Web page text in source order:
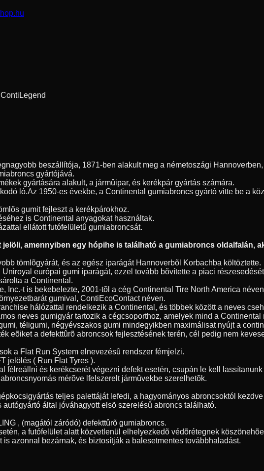
beszállítója, 1871-ben alakult meg a németoszági
gyártójává.
gyártására alakult, a jármûipar, és kerékpár gyártás számára.
ló.Az 1950-es évekbe, a Continental gumiabroncs gyártó vitte be a
gumit fejleszt a kerékpárokhoz.
is Continental anyagokat használtak.
ellátott futófelületû gumiabroncsát.
amennyiben egy hópihe is található a gumiabroncs oldalfalán,
tömlõgyárát, és az egész iparágát Hannoverbõl Korbachba költöztette.
európai gumi iparágát, ezzel tovább bõvítette a piaci
a Continental.
Inc.-t is bekebelezte, 2001-tõl a cég Continental Tire North America
gumival, ContiEcoContact néven.
hálózattal rendelkezik a Continental, és többek között a neves
neves gumigyár tartozik a cégcsoporthoz, amelyek mind a
téligumi, négyévszakos gumi mindegyikben maximálisat nyújt a
eõiket a defekttûrõ abroncsok fejlesztésének terén, cél pedig nem
a Flat Run System elnevezésû rendszer fémjelzi.
jelölés ( Run Flat Tyres ).
félreállni és kerékcserét végezni defekt esetén, csupán le kell
mérõve lfelszerelt jármûvekbe szerelhetõk.
teljes palettáját lefedi, a hagyományos abroncsoktól
által jóváhagyott elsõ szerelésû abroncs található.
, (magától záródó) defekttûrõ gumiabroncs.
a futófelület alatt közvetlenül elhelyezkedõ védõrétegnek
azonnal bezárnak, és biztosítják a balesetmentes továbbhaladást.